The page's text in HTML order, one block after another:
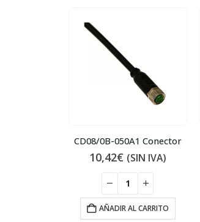
CD08/0B-050A1 Conector
10,42€ (SIN IVA)
AÑADIR AL CARRITO